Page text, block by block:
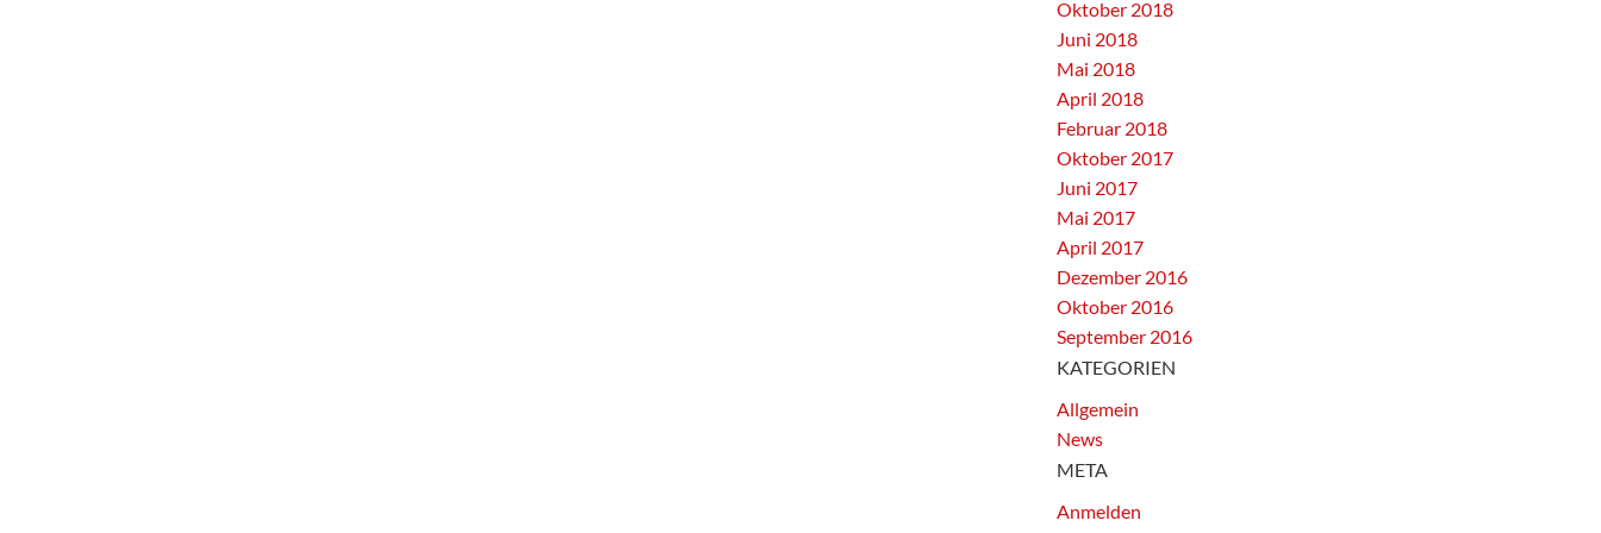
Oktober 2018
Juni 2018
Mai 2018
April 2018
Februar 2018
Oktober 2017
Juni 2017
Mai 2017
April 2017
Dezember 2016
Oktober 2016
September 2016
KATEGORIEN
Allgemein
News
META
Anmelden